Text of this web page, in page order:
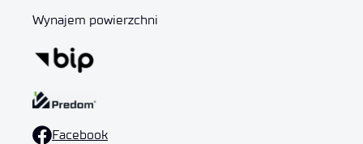
Wynajem powierzchni
Facebook